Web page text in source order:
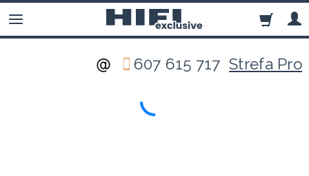
607 615 717Strefa Pro